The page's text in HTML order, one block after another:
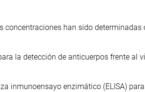
concentraciones han sido determinadas
la detección de anticuerpos frente al
inmunoensayo enzimático (ELISA)